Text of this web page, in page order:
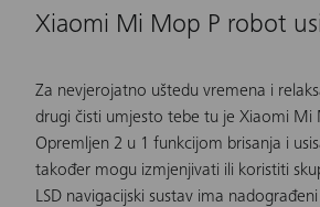
Xiaomi Mi Mop P robot
Za nevjerojatno uštedu vremena i
drugi čisti umjesto tebe tu je Xiaomi Mi
Opremljen 2 u 1 funkcijom brisanja i
također mogu izmjenjivati ili koristiti
LSD navigacijski sustav ima